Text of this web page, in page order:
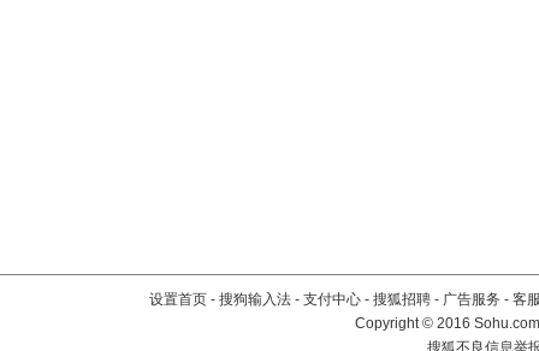
设置首页 - 搜狗输入法 - 支付中心 - 搜狐招聘 - 广告服务 - 客
Copyright©2016
搜狐不良信息举